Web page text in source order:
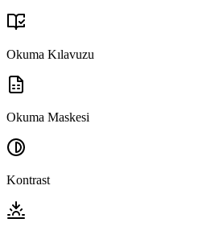
Okuma Kılavuzu
Okuma Maskesi
Kontrast